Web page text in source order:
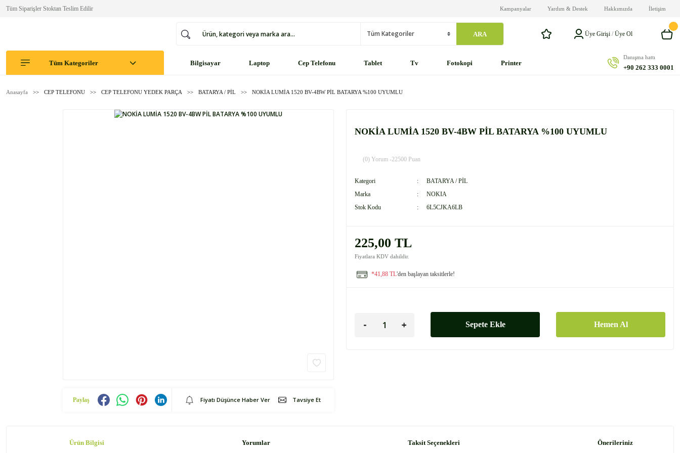
Tüm Siparişler Stoktan Teslim Edilir Kampanyalar Yardım & Destek Hakkımızda İletişim
ARA Üye Girişi /Üye Ol
Tüm Kategoriler Bilgisayar Laptop Cep Telefonu Tablet Tv Fotokopi Printer
Danışma hattı
+90 262 333 0001
Anasayfa CEP TELEFONU CEP TELEFONU YEDEK PARÇA BATARYA / PİL NOKİA LUMİA 1520 BV-4BW PİL BATARYA %100 UYUMLU
Paylaş Fiyatı Düşünce Haber Ver Tavsiye Et
NOKİA LUMİA 1520 BV-4BW PİL BATARYA %100 UYUMLU
(0) Yorum -22500 Puan
Kategori
BATARYA / PİL
Marka
NOKIA
Stok Kodu
6L5CJKA6LB
225,00 TL
Fiyatlara KDV dahildir.
*41,88 TL'den başlayan taksitlerle!
Sepete Ekle Hemen Al
Ürün Bilgisi Yorumlar Taksit Seçenekleri Önerileriniz